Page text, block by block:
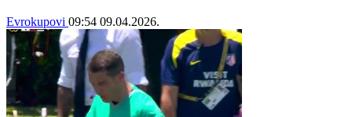
Evrokupovi 09:54 09.04.2026.